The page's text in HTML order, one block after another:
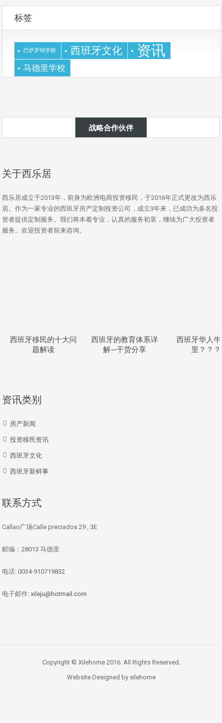
标签
巴萨罗纳学校 西班牙文化 资讯
马德里学校
战略合作伙伴
关于西乐居
西乐居成立于2013年，前身为欧洲电商投资移民，于2016年正式更改为西乐
居。作为一家专业的西班牙房产定制投资公司，成立3年来，已成功为多名投
资者提供定制服务。我们将本着专业，认真的服务初衷，继续为广大投资者
服务。欢迎投资者前来咨询。
西班牙移民的十大问
题解读
西班牙的教育体系详
解—干货分享
西班牙华人
里？？？
资讯类别
房产新闻
投资移民资讯
西班牙文化
西班牙新鲜事
联系方式
Callao广场Calle preciados 29 , 3E
邮编：28013 马德里
电话: 0034-910719832
电子邮件: xileju@hotmail.com
Copyright © Xilehome 2016. All Rights Reserved.
Website Designed by xilehome